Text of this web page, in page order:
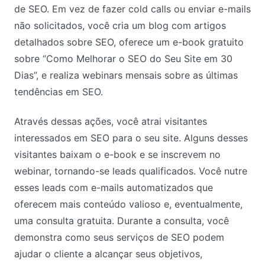
de SEO. Em vez de fazer cold calls ou enviar e-mails
não solicitados, você cria um blog com artigos
detalhados sobre SEO, oferece um e-book gratuito
sobre “Como Melhorar o SEO do Seu Site em 30
Dias”, e realiza webinars mensais sobre as últimas
tendências em SEO.
Através dessas ações, você atrai visitantes
interessados em SEO para o seu site. Alguns desses
visitantes baixam o e-book e se inscrevem no
webinar, tornando-se leads qualificados. Você nutre
esses leads com e-mails automatizados que
oferecem mais conteúdo valioso e, eventualmente,
uma consulta gratuita. Durante a consulta, você
demonstra como seus serviços de SEO podem
ajudar o cliente a alcançar seus objetivos,